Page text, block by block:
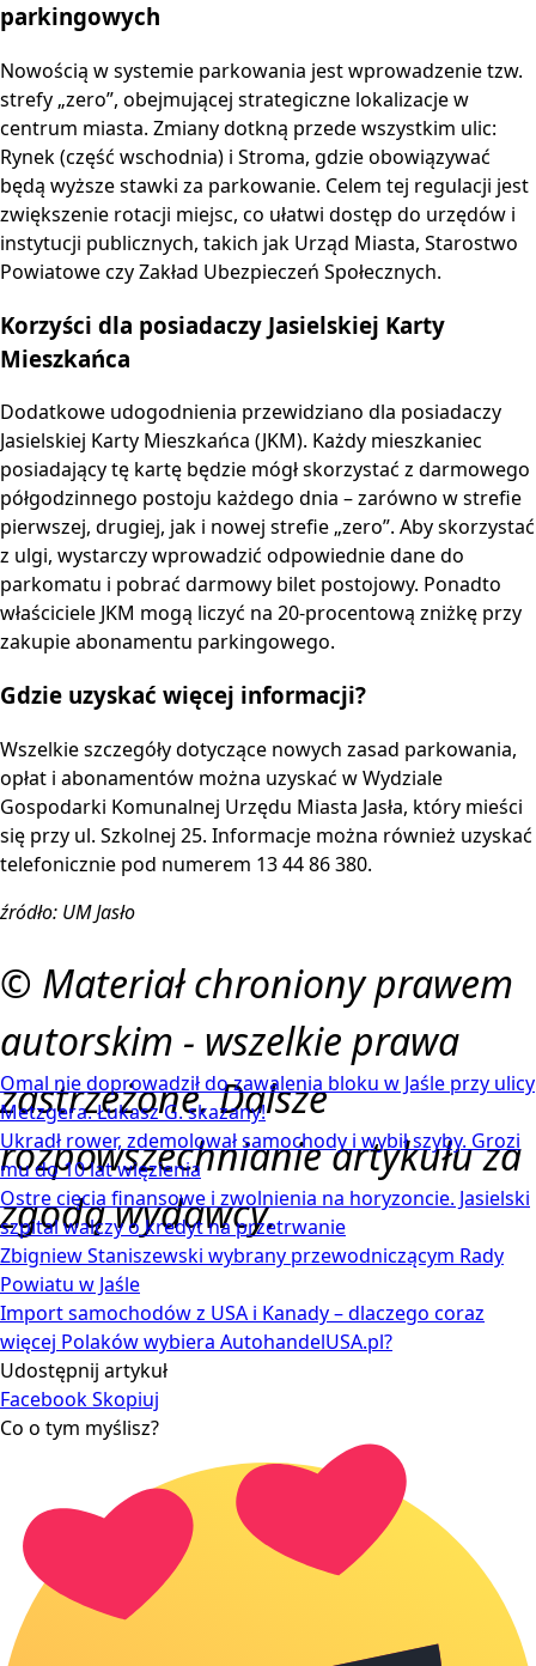
parkingowych
Nowością w systemie parkowania jest wprowadzenie tzw.
strefy „zero”, obejmującej strategiczne lokalizacje w
centrum miasta. Zmiany dotkną przede wszystkim ulic:
Rynek (część wschodnia) i Stroma, gdzie obowiązywać
będą wyższe stawki za parkowanie. Celem tej regulacji jest
zwiększenie rotacji miejsc, co ułatwi dostęp do urzędów i
instytucji publicznych, takich jak Urząd Miasta, Starostwo
Powiatowe czy Zakład Ubezpieczeń Społecznych.
Korzyści dla posiadaczy Jasielskiej Karty
Mieszkańca
Dodatkowe udogodnienia przewidziano dla posiadaczy
Jasielskiej Karty Mieszkańca (JKM). Każdy mieszkaniec
posiadający tę kartę będzie mógł skorzystać z darmowego
półgodzinnego postoju każdego dnia – zarówno w strefie
pierwszej, drugiej, jak i nowej strefie „zero”. Aby skorzystać
z ulgi, wystarczy wprowadzić odpowiednie dane do
parkomatu i pobrać darmowy bilet postojowy. Ponadto
właściciele JKM mogą liczyć na 20-procentową zniżkę przy
zakupie abonamentu parkingowego.
Gdzie uzyskać więcej informacji?
Wszelkie szczegóły dotyczące nowych zasad parkowania,
opłat i abonamentów można uzyskać w Wydziale
Gospodarki Komunalnej Urzędu Miasta Jasła, który mieści
się przy ul. Szkolnej 25. Informacje można również uzyskać
telefonicznie pod numerem 13 44 86 380.
źródło: UM Jasło
© Materiał chroniony prawem
autorskim - wszelkie prawa
zastrzeżone. Dalsze
rozpowszechnianie artykułu za
zgodą wydawcy.
Omal nie doprowadził do zawalenia bloku w Jaśle przy ulicy
Metzgera. Łukasz G. skazany!
Ukradł rower, zdemolował samochody i wybił szyby. Grozi
mu do 10 lat więzienia
Ostre cięcia finansowe i zwolnienia na horyzoncie. Jasielski
szpital walczy o kredyt na przetrwanie
Zbigniew Staniszewski wybrany przewodniczącym Rady
Powiatu w Jaśle
Import samochodów z USA i Kanady – dlaczego coraz
więcej Polaków wybiera AutohandelUSA.pl?
Udostępnij artykuł
FacebookSkopiuj
Co o tym myślisz?